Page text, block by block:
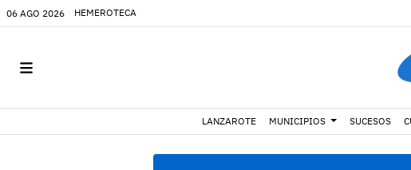
06 AGO 2026 HEMEROTECA
LANZAROTE MUNICIPIOS SUCESOS